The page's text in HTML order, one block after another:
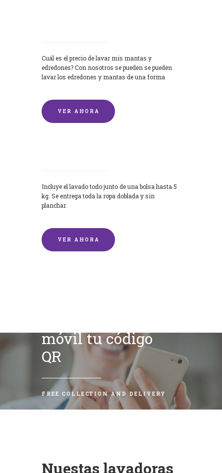
Cuál es el precio de lavar mis mantas y
edredones? Con nosotros se pueden se pueden
lavar los edredones y mantas de una forma
VER AHORA
Incluye el lavado todo junto de una bolsa hasta 5
kg. Se entrega toda la ropa doblada y sin
planchar.
VER AHORA
móvil tu código
QR
FREE COLLECTION AND DELIVERY
Nuestas lavadoras